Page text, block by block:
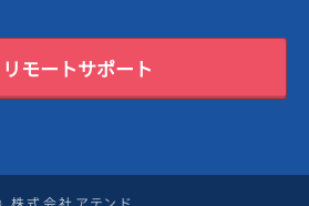
リモートサポート
株式会社アテンド